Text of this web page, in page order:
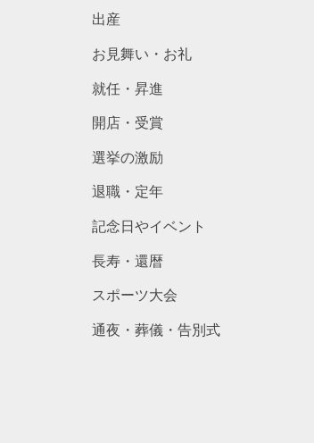
出産
お見舞い・お礼
就任・昇進
開店・受賞
選挙の激励
退職・定年
記念日やイベント
長寿・還暦
スポーツ大会
通夜・葬儀・告別式